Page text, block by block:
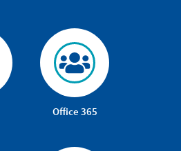
Office 365